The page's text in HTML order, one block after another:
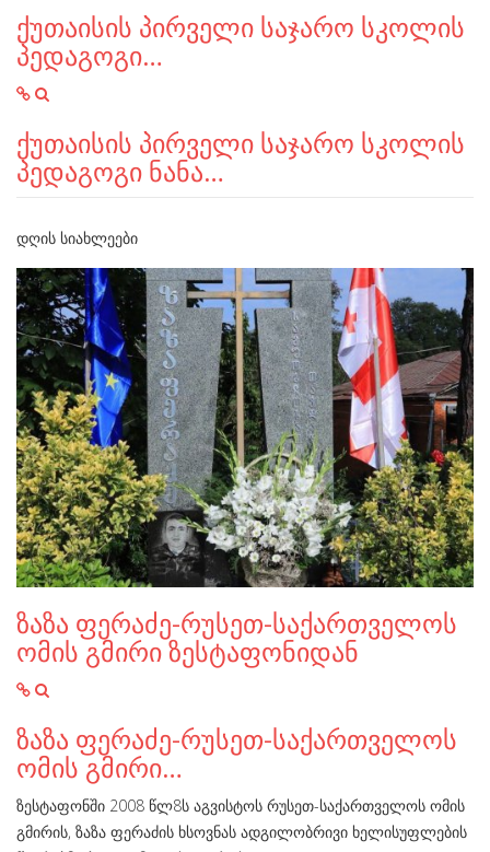
ქუთაისის პირველი საჯარო სკოლის
პედაგოგი…
ქუთაისის პირველი საჯარო სკოლის
პედაგოგი ნანა…
ᲓᲦᲘᲡ ᲡᲘᲐᲮᲚᲔᲔᲑᲘ
ზაზა ფერაძე-რუსეთ-საქართველოს
ომის გმირი ზესტაფონიდან
ზაზა ფერაძე-რუსეთ-საქართველოს
ომის გმირი…
ზესტაფონში 2008 წლ8ს აგვისტოს რუსეთ-საქართველოს ომის
გმირის, ზაზა ფერაძის ხსოვნას ადგილობრივი ხელისუფლების